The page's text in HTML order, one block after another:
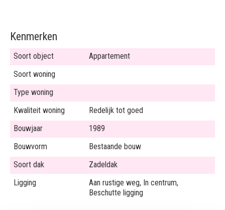
Kenmerken
Soort object
Appartement
Soort woning
Type woning
Kwaliteit woning
Redelijk tot goed
Bouwjaar
1989
Bouwvorm
Bestaande bouw
Soort dak
Zadeldak
Ligging
Aan rustige weg, In centrum,
Beschutte ligging